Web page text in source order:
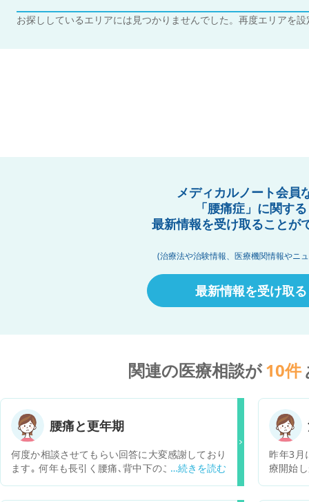
お探ししているエリアには見つかりませんでした。再度エリアを
メディカルノート会員
「腰痛症」に関する
最新情報を受け取ることが
(治療法や治験情報、医療機関情報やニ
最新情報を受け取る
関連の医療相談が10件
腰痛と更年期
何度か相談させてもらい回答に大変感謝しており
ます｡ 何年も長引く腰痛､背中下のこわばり､手の
昨年3月
療開始